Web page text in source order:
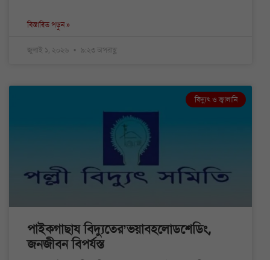
বিস্তারিত পড়ুন »
জুলাই ১, ২০২৬ ৯:২৩ অপরাহ্ণ
বিদ্যুৎ ও জ্বালানি
পাইকগাছায বিদ্যুতের’ভয়াবহলোডশেডিং,
জনজীবন বিপর্যস্ত